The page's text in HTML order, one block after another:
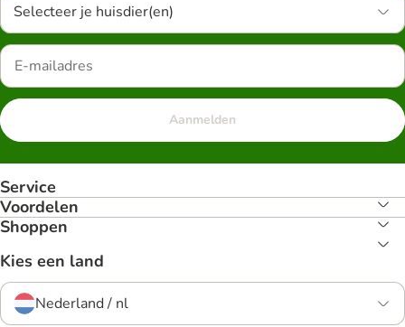
Selecteer je huisdier(en)
Aanmelden
Service
Voordelen
Shoppen
Kies een land
Nederland / nl